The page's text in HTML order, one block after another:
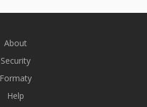
About
Security
Formaty
Help